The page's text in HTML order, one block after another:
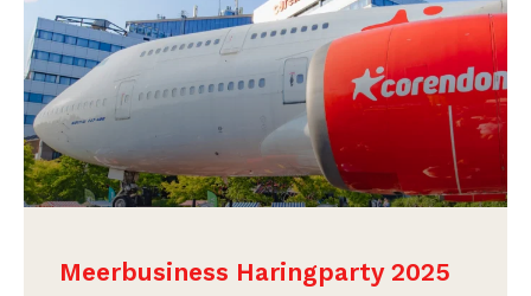
Meerbusiness Haringparty 2025